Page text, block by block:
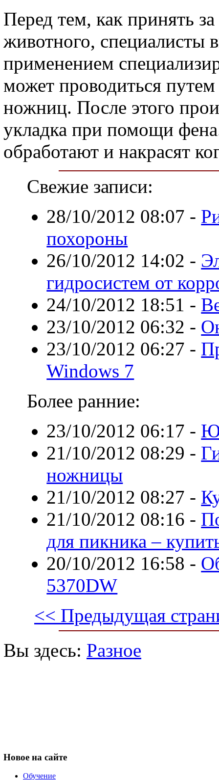
Перед тем, как принять
животного, специалисты
применением
может проводиться
ножниц. После этого
укладка при помощи
обработают и накрасят
Свежие записи:
28/10/2012 08:07 -
похороны
26/10/2012 14:02 -
гидросистем от
24/10/2012 18:51 -
23/10/2012 06:32 -
23/10/2012 06:27 -
Windows 7
Более ранние:
23/10/2012 06:17 -
21/10/2012 08:29 -
ножницы
21/10/2012 08:27 -
21/10/2012 08:16 -
для пикника –
20/10/2012 16:58 -
5370DW
<< Предыдущая
Вы здесь: Разное
Новое на сайте
Обучение